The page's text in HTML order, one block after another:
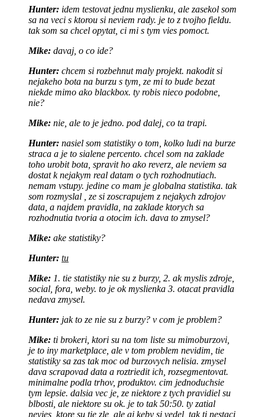
Hunter: idem testovat jednu myslienku, ale zasekol som
sa na veci s ktorou si neviem rady. je to z tvojho fieldu.
tak som sa chcel opytat, ci mi s tym vies pomoct.
Mike: davaj, o co ide?
Hunter: chcem si rozbehnut maly projekt. nakodit si
nejakeho bota na burzu s tym, ze mi to bude bezat
niekde mimo ako blackbox. ty robis nieco podobne,
nie?
Mike: nie, ale to je jedno. pod dalej, co ta trapi.
Hunter: nasiel som statistiky o tom, kolko ludi na burze
straca a je to sialene percento. chcel som na zaklade
toho urobit bota, spravit ho ako reverz, ale neviem sa
dostat k nejakym real datam o tych rozhodnutiach.
nemam vstupy. jedine co mam je globalna statistika. tak
som rozmyslal , ze si zoscrapujem z nejakych zdrojov
data, a najdem pravidla, na zaklade ktorych sa
rozhodnutia tvoria a otocim ich. dava to zmysel?
Mike: ake statistiky?
Hunter: tu
Mike: 1. tie statistiky nie su z burzy, 2. ak myslis zdroje,
social, fora, weby. to je ok myslienka 3. otacat pravidla
nedava zmysel.
Hunter: jak to ze nie su z burzy? v com je problem?
Mike: ti brokeri, ktori su na tom liste su mimoburzovi,
je to iny marketplace, ale v tom problem nevidim, tie
statistiky sa zas tak moc od burzovych nelisia. zmysel
dava scrapovad data a roztriedit ich, rozsegmentovat.
minimalne podla trhov, produktov. cim jednoduchsie
tym lepsie. dalsia vec je, ze niektore z tych pravidiel su
blbosti, ale niektore su ok. je to tak 50:50. ty zatial
nevies, ktore su tie zle, ale aj keby si vedel, tak ti nestaci